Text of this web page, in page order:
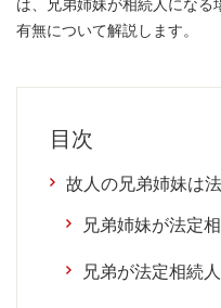
は、兄弟姉妹が相続人にな
有無について解説します。
目次
故人の兄弟姉妹は
兄弟姉妹が法定
兄弟が法定相続